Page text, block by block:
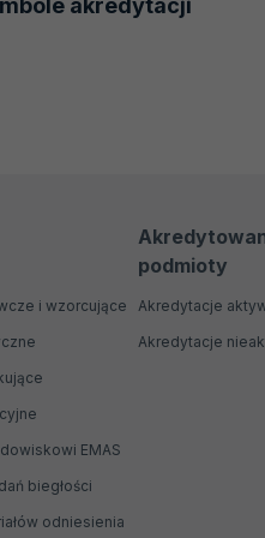
i wzorcujące
EMAS
biegłości
odniesienia
podmioty
Akredytacje
Akredytacje